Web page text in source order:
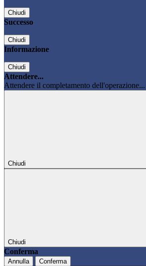
Chiudi
Successo
Chiudi
Informazione
Chiudi
Attendere...
Attendere il completamento dell'operazione...
Chiudi
Chiudi
Conferma
Annulla Conferma